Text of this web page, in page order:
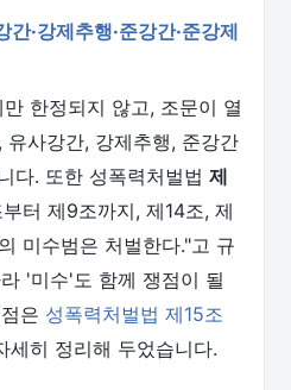
간·강제추행·준강간·준강제
한정되지 않고, 조문이 열
사강간, 강제추행, 준강간
다. 또한 성폭력처벌법 제
터 제9조까지, 제14조, 제
미수범은 처벌한다."고 규
'미수'도 함께 쟁점이 될
은 성폭력처벌법 제15조
세히 정리해 두었습니다.